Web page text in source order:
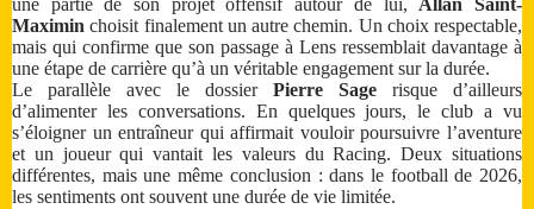
une partie de son projet offensif autour de lui, Allan Saint-
Maximin choisit finalement un autre chemin. Un choix respectable,
mais qui confirme que son passage à Lens ressemblait davantage à
une étape de carrière qu’à un véritable engagement sur la durée.
Le parallèle avec le dossier Pierre Sage risque d’ailleurs
d’alimenter les conversations. En quelques jours, le club a vu
s’éloigner un entraîneur qui affirmait vouloir poursuivre l’aventure
et un joueur qui vantait les valeurs du Racing. Deux situations
différentes, mais une même conclusion : dans le football de 2026,
les sentiments ont souvent une durée de vie limitée.